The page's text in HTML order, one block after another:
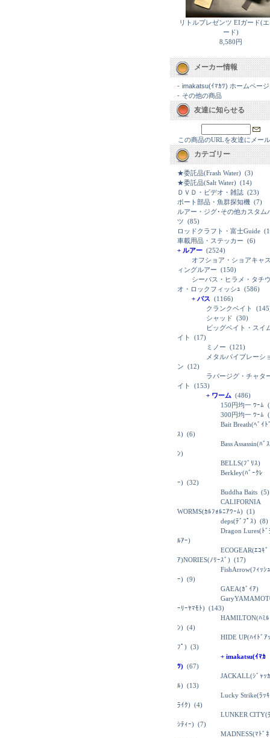
リトルプレゼンツ EIガード(
ード)
8,580円
メーカー情報
- imakatsu(ｲﾏｶﾂ) ホームページ
- その他の商品
友達に知らせる
この商品のURLを友達にメー
カテゴリー
★委託品(Frash Water) (3)
★委託品(Salt Water) (14)
ＤＶＤ・ビデオ・雑誌 (23)
ボート部品・魚群探知機 (7)
ルアー・ジグ･その他カスタム
ツ (85)
ロッドクラフト・富士Guide
車載用品・ステッカー (6)
+ ルアー (2524)
オフショア・ショアキャ
ィングルアー (150)
シーバス・ヒラメ・タチウ
オ・ロックフィッシｭ (586)
+ バス (1166)
クランクベイト
シャッド (30)
ビッグベイト・スイ
イト
(17)
ミノー (121)
メタルバイブレーシ
ン (12)
ラバージグ・チャタ
イト
(153)
+ ワーム (486)
150円均一 ﾜｰﾑ
300円均一 ﾜｰﾑ
Bait Breath(ﾍﾞｲﾄ
ｽ) (6)
Bass Assassin(ﾊﾞ
ﾝ)
BELLS(ﾌﾞﾘｽ)
Berkley(ﾊﾞｰｸﾚ
ｰ) (32)
Buddha Baits (5)
CALIFORNIA
WORMS(ｶﾙﾌｫﾙﾆｱﾜｰﾑ) (1)
deps(ﾃﾞﾌﾟｽ) (8)
Dragon Lures(ﾄﾞ
ﾙｱｰ)
ECOGEAR(ｴｺｷﾞ
ｱ)NORIES(ﾉﾘｰｽﾞ) (17)
FishArrow(ﾌｨｯｼ
ｰ) (9)
GAEA(ｶﾞｲｱ)
ｰﾘｰﾔﾏﾓﾄ) (143)
HAMILTON(ﾊﾐﾙ
ﾝ) (4)
HIDE UP(ﾊｲﾄﾞｱｯ
ﾌﾟ) (3)
+ imakatsu(ｲﾏｶ
ﾂ) (67)
JACKALL(ｼﾞｬｯｶ
ﾙ) (13)
Lucky Strike(ﾗｯ
ﾗｲｸ) (4)
LUNKER CITY(
ｼﾃｨｰ) (7)
MADNESS(ﾏﾄﾞﾈ